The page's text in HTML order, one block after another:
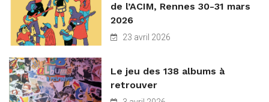
de l’ACIM, Rennes 30-31 mars
2026
23 avril 2026
Le jeu des 138 albums à
retrouver